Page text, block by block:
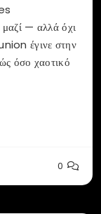
— αλλά όχι
έγινε στην
όσο χαοτικό
0